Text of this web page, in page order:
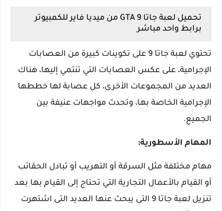
تحميل لعبة جاتا 9 GTA من ميديا فاير للكمبيوتر
برابط واحد مباشر
تحتوي لعبة جاتا 9 على تكوينات كبيرة من العصابات
الإجرامية، على عكس العصابات التي تنتمي إليها، هناك
العديد من المجموعات الأخرى، كل عصابة لها خططها
الإجرامية الخاصة بها، وتحدث مواجهات عنيفة بين
الجميع.
المهام الأسطورية:
مهام مختلفة مثل السرقة أو التهريب أو تبادل الحقائب
أو القيام بالأعمال التجارية التي تحتاج إلى القيام بها بعد
تنزيل لعبة جاتا 9 التى يبحث عنها العديد التى اشتهرت